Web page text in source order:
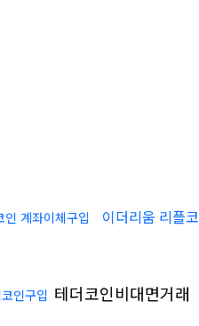
인 계좌이체구입
이더리움 리플코
인구입 테더코인비대면거래